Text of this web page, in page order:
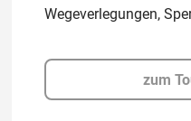
Wegeverlegungen,
zum